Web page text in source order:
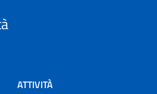
ATTIVITÀ